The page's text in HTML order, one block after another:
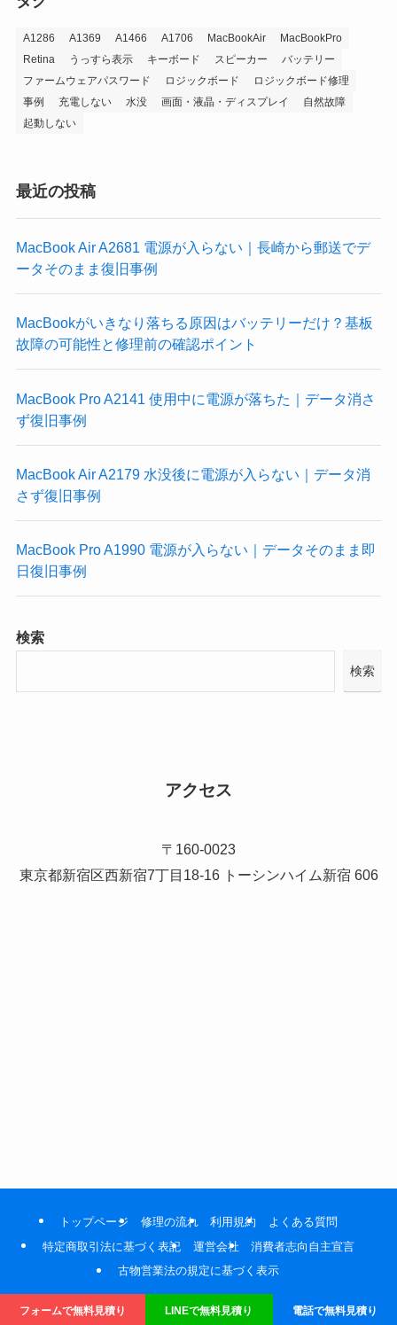
A1286 A1369 A1466 A1706 MacBookAir
MacBookPro
Retina
うっすら表示 キーボード スピーカー
バッテリー
ファームウェアパスワード
ロジックボード
ロジックボード修理
事例
充電しない 水没 画面・液晶・ディスプレイ
自然故障
起動しない
最近の投稿
MacBook Air A2681 電源が入らない｜長崎から郵送でデ
ータそのまま復旧事例
MacBookがいきなり落ちる原因はバッテリーだけ？基板
故障の可能性と修理前の確認ポイント
MacBook Pro A2141 使用中に電源が落ちた｜データ消さ
ず復旧事例
MacBook Air A2179 水没後に電源が入らない｜データ消
さず復旧事例
MacBook Pro A1990 電源が入らない｜データそのまま即
日復旧事例
検索
検索
アクセス
〒160-0023
東京都新宿区西新宿7丁目18-16 トーシンハイム新宿 606
フォームで無料見積り LINEで無料見積り 電話で無料見積り
トップページ 修理の流れ 利用規約
よくある質問
特定商取引法に基づく表記
運営会社
消費者志向自主宣言
古物営業法の規定に基づく表示
MacLogicRepair.